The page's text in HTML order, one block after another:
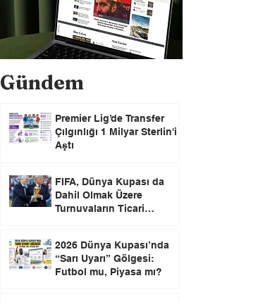
Gündem
Premier Lig’de Transfer
Çılgınlığı 1 Milyar Sterlin'i
Aştı
FIFA, Dünya Kupası da
Dahil Olmak Üzere
Turnuvaların Ticari
2026 Dünya Kupası’nda
“Sarı Uyarı” Gölgesi:
Futbol mu, Piyasa mı?